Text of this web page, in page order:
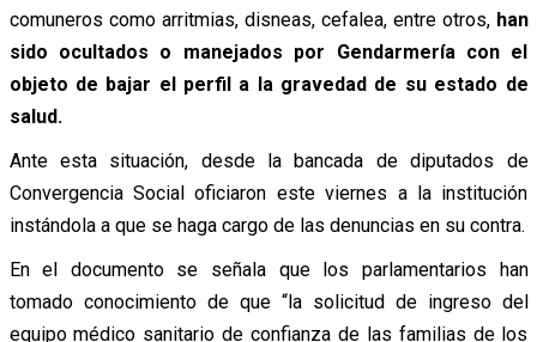
comuneros como arritmias, disneas, cefalea, entre otros,han
sido ocultados o manejados por Gendarmería con el
objeto de bajar el perfil a la gravedad de su estado de
salud.
Ante esta situación, desde la bancada de diputados de
Convergencia Social oficiaron este viernes a la institución
instándola a que se haga cargo de las denuncias en su contra.
En el documento se señala que los parlamentarios han
tomado conocimiento de que “la solicitud de ingreso del
equipo médico sanitario de confianza de las familias de los